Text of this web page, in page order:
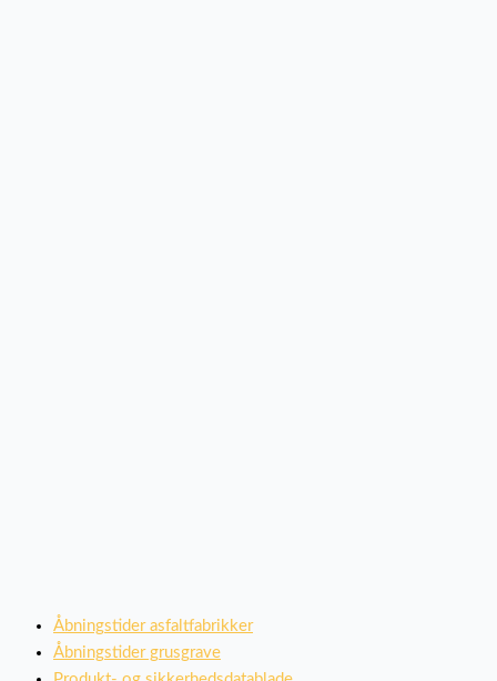
Åbningstider asfaltfabrikker
Åbningstider grusgrave